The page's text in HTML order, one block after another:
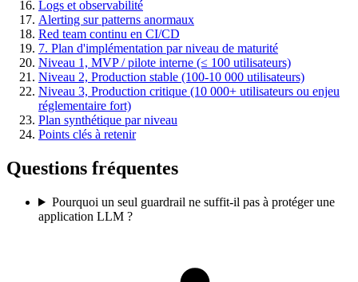
Logs et observabilité
Alerting sur patterns anormaux
Red team continu en CI/CD
7. Plan d'implémentation par niveau de maturité
Niveau 1, MVP / pilote interne (≤ 100 utilisateurs)
Niveau 2, Production stable (100-10 000 utilisateurs)
Niveau 3, Production critique (10 000+ utilisateurs ou enjeu
réglementaire fort)
Plan synthétique par niveau
Points clés à retenir
Questions fréquentes
Pourquoi un seul guardrail ne suffit-il pas à protéger une
application LLM ?